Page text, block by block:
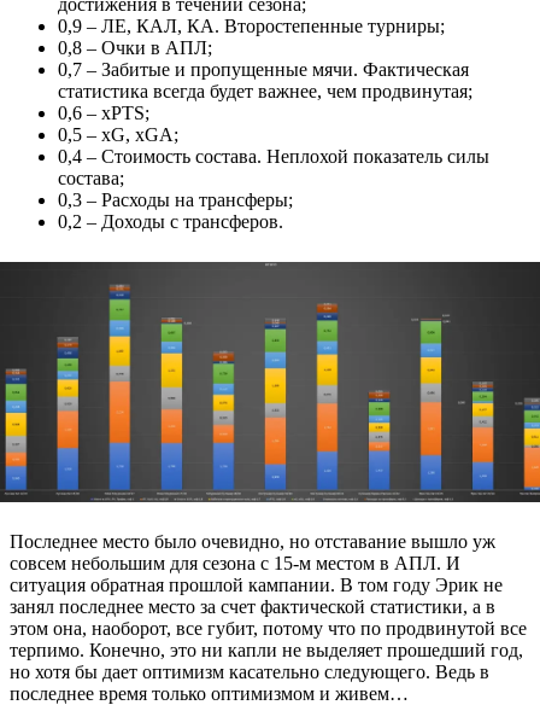
достижения в течении сезона;
0,9 – ЛЕ, КАЛ, КА. Второстепенные турниры;
0,8 – Очки в АПЛ;
0,7 – Забитые и пропущенные мячи. Фактическая
статистика всегда будет важнее, чем продвинутая;
0,6 – xPTS;
0,5 – xG, xGA;
0,4 – Стоимость состава. Неплохой показатель силы
состава;
0,3 – Расходы на трансферы;
0,2 – Доходы с трансферов.
Последнее место было очевидно, но отставание вышло уж
совсем небольшим для сезона с 15-м местом в АПЛ. И
ситуация обратная прошлой кампании. В том году Эрик не
занял последнее место за счет фактической статистики, а в
этом она, наоборот, все губит, потому что по продвинутой все
терпимо. Конечно, это ни капли не выделяет прошедший год,
но хотя бы дает оптимизм касательно следующего. Ведь в
последнее время только оптимизмом и живем…